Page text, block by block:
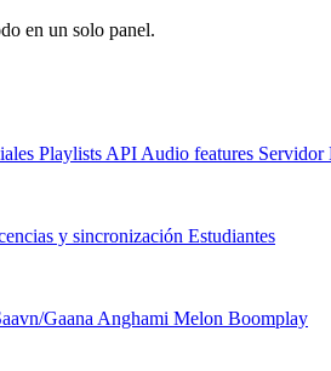
en un solo panel.
Playlists API Audio features Servidor
y sincronización Estudiantes
Gaana Anghami Melon Boomplay